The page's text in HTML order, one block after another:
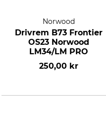
Norwood
Drivrem B73 Frontier
OS23 Norwood
LM34/LM PRO
250,00 kr